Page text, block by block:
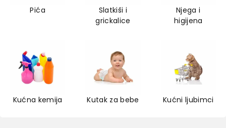
Pića
Slatkiši i
grickalice
Njega i
higijena
Kućna kemija Kutak za bebe Kućni ljubimci